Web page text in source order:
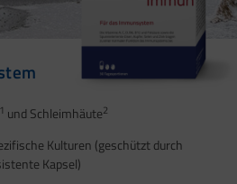
1 und Schleimhäute2
Kulturen (geschützt durch
Kapsel)
4